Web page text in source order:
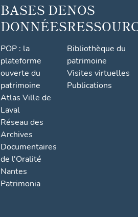
BASES DE
DONNÉES
POP : la
plateforme
ouverte du
patrimoine
Atlas Ville de
Laval
Réseau des
Archives
Documentaires
de l'Oralité
Nantes
Patrimonia
NOS
Bibliothèque du
patrimoine
Visites virtuelles
Publications